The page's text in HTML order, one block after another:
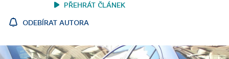
PŘEHRÁT ČLÁNEK
ODEBÍRAT AUTORA